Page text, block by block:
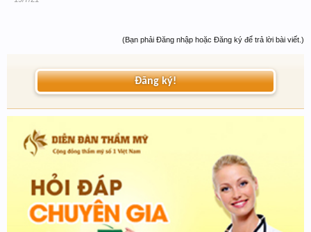
(Bạn phải Đăng nhập hoặc Đăng ký để trả lời bài viết.)
Đăng ký!